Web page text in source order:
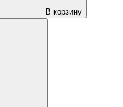
В корзину